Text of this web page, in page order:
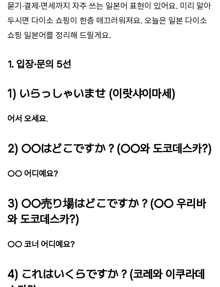
묻기·결제·면세까지 자주 쓰는 일본어 표현이 있어요. 미리 알아
두시면 다이소 쇼핑이 한층 매끄러워져요. 오늘은 일본 다이소
쇼핑 일본어를 정리해 드릴게요.
1. 입장·문의 5선
1) いらっしゃいませ (이랏샤이마세)
어서 오세요.
2) ○○はどこですか？(○○와 도코데스카?)
○○ 어디예요?
3) ○○売り場はどこですか？(○○ 우리바
와 도코데스카?)
○○ 코너 어디예요?
4) これはいくらですか？(코레와 이쿠라데